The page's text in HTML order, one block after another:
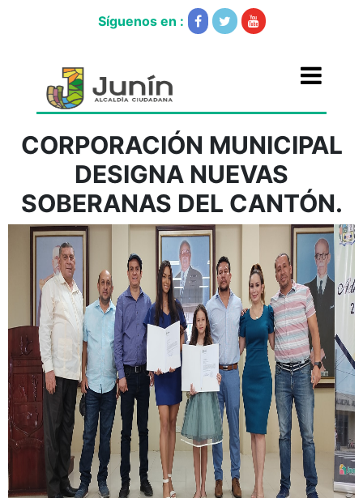
Síguenos en :
CORPORACIÓN MUNICIPAL
DESIGNA NUEVAS
SOBERANAS DEL CANTÓN.